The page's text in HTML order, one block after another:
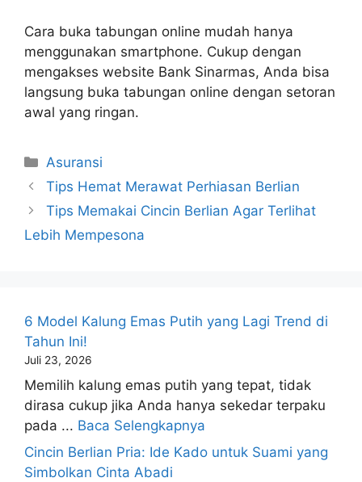
Cara buka tabungan online mudah hanya
menggunakan smartphone. Cukup dengan
mengakses website Bank Sinarmas, Anda bisa
langsung buka tabungan online dengan setoran
awal yang ringan.
Kategori
Asuransi
Tips Hemat Merawat Perhiasan Berlian
Tips Memakai Cincin Berlian Agar Terlihat
Lebih Mempesona
6 Model Kalung Emas Putih yang Lagi Trend di
Tahun Ini!
Juli 23, 2026
Memilih kalung emas putih yang tepat, tidak
dirasa cukup jika Anda hanya sekedar terpaku
pada ... Baca Selengkapnya
Cincin Berlian Pria: Ide Kado untuk Suami yang
Simbolkan Cinta Abadi